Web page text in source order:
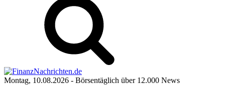
Montag, 10.08.2026 - Börsentäglich über 12.000 News